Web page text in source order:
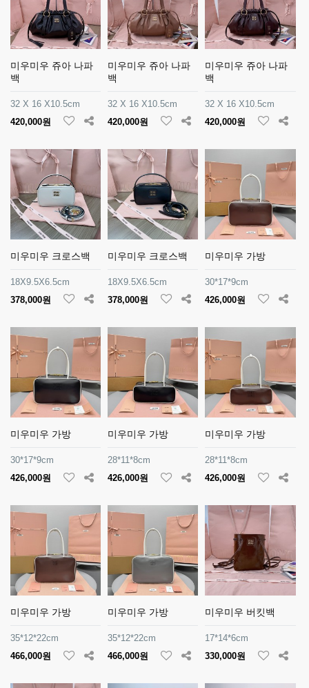
미우미우 쥬아 나파
백
32 X 16 X10.5cm
420,000원
미우미우 쥬아 나파
백
32 X 16 X10.5cm
420,000원
미우미우 쥬아 나파
백
32 X 16 X10.5cm
420,000원
미우미우 크로스백
18X9.5X6.5cm
378,000원
미우미우 크로스백
18X9.5X6.5cm
378,000원
미우미우 가방
30*17*9cm
426,000원
미우미우 가방
30*17*9cm
426,000원
미우미우 가방
28*11*8cm
426,000원
미우미우 가방
28*11*8cm
426,000원
미우미우 가방
35*12*22cm
466,000원
미우미우 가방
35*12*22cm
466,000원
미우미우 버킷백
17*14*6cm
330,000원